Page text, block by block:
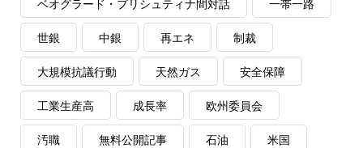
ベオグラード・プリシュティナ間対話 一帯一路
世銀 中銀 再エネ 制裁
大規模抗議行動 天然ガス 安全保障
工業生産高 成長率 欧州委員会
汚職 無料公開記事 石油 米国